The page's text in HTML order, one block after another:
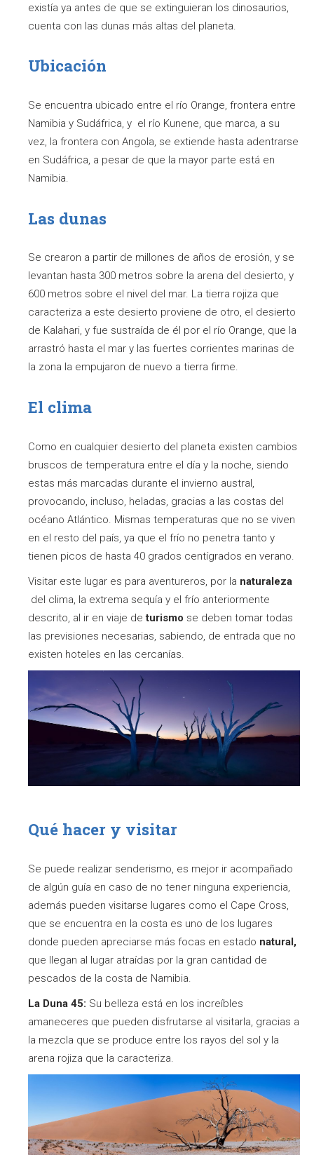
existía ya antes de que se extinguieran los dinosaurios,
cuenta con las dunas más altas del planeta.
Ubicación
Se encuentra ubicado entre el río Orange, frontera entre
Namibia y Sudáfrica, y el río Kunene, que marca, a su
vez, la frontera con Angola, se extiende hasta adentrarse
en Sudáfrica, a pesar de que la mayor parte está en
Namibia.
Las dunas
Se crearon a partir de millones de años de erosión, y se
levantan hasta 300 metros sobre la arena del desierto, y
600 metros sobre el nivel del mar. La tierra rojiza que
caracteriza a este desierto proviene de otro, el desierto
de Kalahari, y fue sustraída de él por el río Orange, que la
arrastró hasta el mar y las fuertes corrientes marinas de
la zona la empujaron de nuevo a tierra firme.
El clima
Como en cualquier desierto del planeta existen cambios
bruscos de temperatura entre el día y la noche, siendo
estas más marcadas durante el invierno austral,
provocando, incluso, heladas, gracias a las costas del
océano Atlántico. Mismas temperaturas que no se viven
en el resto del país, ya que el frío no penetra tanto y
tienen picos de hasta 40 grados centígrados en verano.
Visitar este lugar es para aventureros, por la naturaleza
del clima, la extrema sequía y el frío anteriormente
descrito, al ir en viaje deturismo se deben tomar todas
las previsiones necesarias, sabiendo, de entrada que no
existen hoteles en las cercanías.
Qué hacer y visitar
Se puede realizar senderismo, es mejor ir acompañado
de algún guía en caso de no tener ninguna experiencia,
además pueden visitarse lugares como el Cape Cross,
que se encuentra en la costa es uno de los lugares
donde pueden apreciarse más focas en estado natural,
que llegan al lugar atraídas por la gran cantidad de
pescados de la costa de Namibia.
La Duna 45: Su belleza está en los increíbles
amaneceres que pueden disfrutarse al visitarla, gracias a
la mezcla que se produce entre los rayos del sol y la
arena rojiza que la caracteriza.